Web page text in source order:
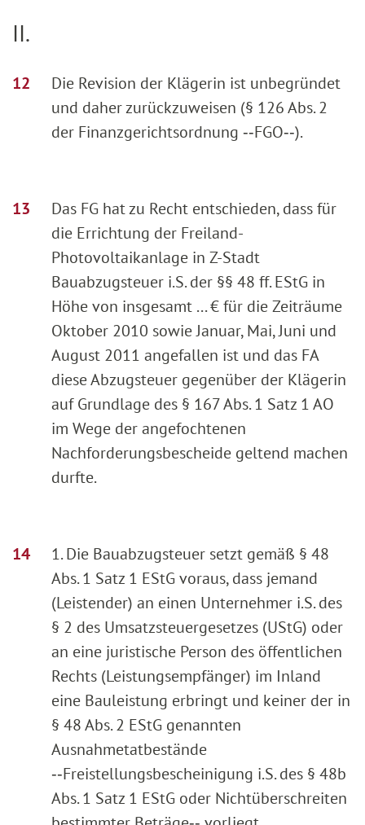
II.
Die Revision der Klägerin ist unbegründet
und daher zurückzuweisen (§ 126 Abs. 2
der Finanzgerichtsordnung ‑‑FGO‑‑).
Das FG hat zu Recht entschieden, dass für
die Errichtung der Freiland-
Photovoltaikanlage in Z-Stadt
Bauabzugsteuer i.S. der §§ 48 ff. EStG in
Höhe von insgesamt ... € für die Zeiträume
Oktober 2010 sowie Januar, Mai, Juni und
August 2011 angefallen ist und das FA
diese Abzugsteuer gegenüber der Klägerin
auf Grundlage des § 167 Abs. 1 Satz 1 AO
im Wege der angefochtenen
Nachforderungsbescheide geltend machen
durfte.
1. Die Bauabzugsteuer setzt gemäß § 48
Abs. 1 Satz 1 EStG voraus, dass jemand
(Leistender) an einen Unternehmer i.S. des
§ 2 des Umsatzsteuergesetzes (UStG) oder
an eine juristische Person des öffentlichen
Rechts (Leistungsempfänger) im Inland
eine Bauleistung erbringt und keiner der in
§ 48 Abs. 2 EStG genannten
Ausnahmetatbestände
‑‑Freistellungsbescheinigung i.S. des § 48b
Abs. 1 Satz 1 EStG oder Nichtüberschreiten